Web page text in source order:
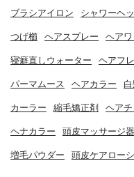
ブラシアイロン シャワーヘ
つげ櫛 ヘアスプレー ヘア
寝癖直しウォーター ヘアフ
パーマムース ヘアカラー
カーラー 縮毛矯正剤 ヘアチ
ヘナカラー 頭皮マッサージ器
増毛パウダー 頭皮ケアロー